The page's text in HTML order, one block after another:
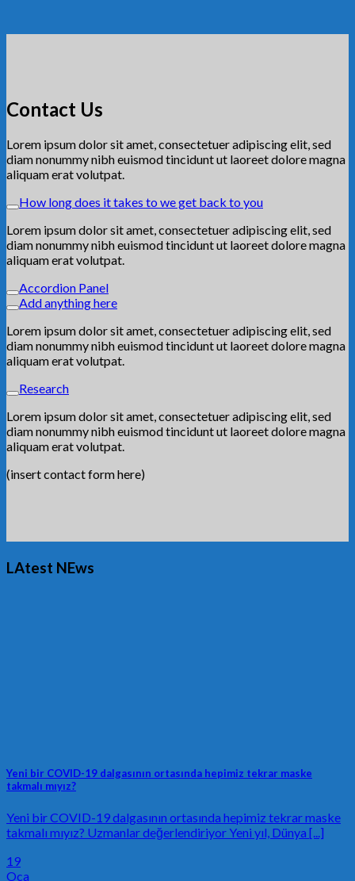
Contact Us
Lorem ipsum dolor sit amet, consectetuer adipiscing elit, sed
diam nonummy nibh euismod tincidunt ut laoreet dolore magna
aliquam erat volutpat.
How long does it takes to we get back to you
Lorem ipsum dolor sit amet, consectetuer adipiscing elit, sed
diam nonummy nibh euismod tincidunt ut laoreet dolore magna
aliquam erat volutpat.
Accordion Panel
Add anything here
Lorem ipsum dolor sit amet, consectetuer adipiscing elit, sed
diam nonummy nibh euismod tincidunt ut laoreet dolore magna
aliquam erat volutpat.
Research
Lorem ipsum dolor sit amet, consectetuer adipiscing elit, sed
diam nonummy nibh euismod tincidunt ut laoreet dolore magna
aliquam erat volutpat.
(insert contact form here)
LAtest NEws
Yeni bir COVID-19 dalgasının ortasında hepimiz tekrar maske
takmalı mıyız?
Yeni bir COVID-19 dalgasının ortasında hepimiz tekrar maske
takmalı mıyız? Uzmanlar değerlendiriyor Yeni yıl, Dünya [...]
19
Oca